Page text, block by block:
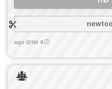
4 שנים ago